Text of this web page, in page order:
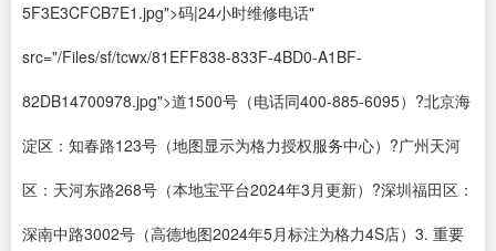
5F3E3CFCB7E1.jpg">码|24小时维修电话"
src="/Files/sf/tcwx/81EFF838-833F-4BD0-A1BF-
82DB14700978.jpg">道1500号（电话同400-885-6095）?北京海
淀区：知春路123号（地图显示为格力授权服务中心）?广州天河
区：天河东路268号（本地宝平台2024年3月更新）?深圳福田区：
深南中路3002号（高德地图2024年5月标注为格力4S店）3. 重要